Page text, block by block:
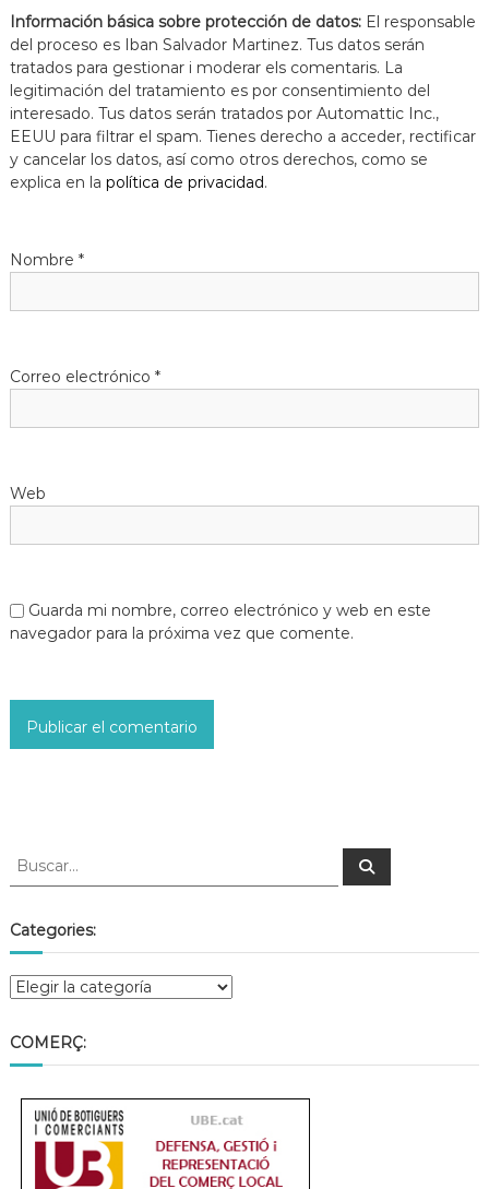
Información básica sobre protección de datos: El responsable
del proceso es Iban Salvador Martinez. Tus datos serán
tratados para gestionar i moderar els comentaris. La
legitimación del tratamiento es por consentimiento del
interesado. Tus datos serán tratados por Automattic Inc.,
EEUU para filtrar el spam. Tienes derecho a acceder, rectificar
y cancelar los datos, así como otros derechos, como se
explica en la política de privacidad.
Nombre *
Correo electrónico *
Web
Guarda mi nombre, correo electrónico y web en este
navegador para la próxima vez que comente.
Categories:
COMERÇ: